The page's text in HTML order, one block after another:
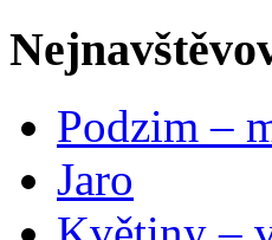
Podzim –
Jaro